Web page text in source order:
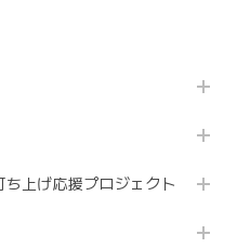
上げ応援プロジェクト